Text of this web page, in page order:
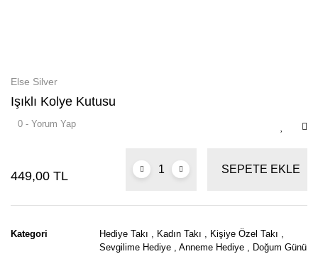
Else Silver
Işıklı Kolye Kutusu
0 - Yorum Yap
449,00 TL SEPETE EKLE
Kategori Hediye Takı Kadın Takı Kişiye Özel Takı
Sevgilime Hediye
,Anneme Hediye
Doğum Günü